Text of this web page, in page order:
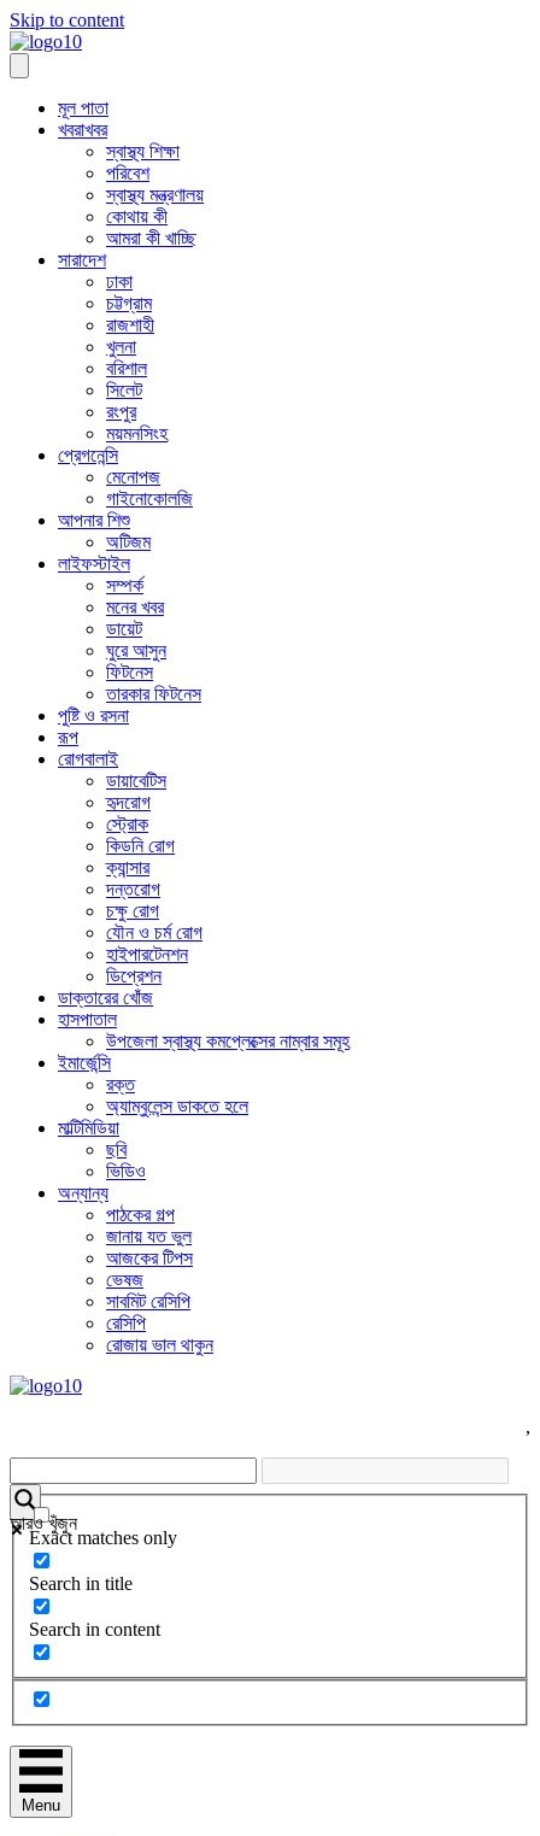
Skip to content
মূল পাতা
খবরাখবর
স্বাস্থ্য শিক্ষা
পরিবেশ
স্বাস্থ্য মন্ত্রণালয়
কোথায় কী
আমরা কী খাচ্ছি
সারাদেশ
ঢাকা
চট্টগ্রাম
রাজশাহী
খুলনা
বরিশাল
সিলেট
রংপুর
ময়মনসিংহ
প্রেগনেন্সি
মেনোপজ
গাইনোকোলজি
আপনার শিশু
অটিজম
লাইফস্টাইল
সম্পর্ক
মনের খবর
ডায়েট
ঘুরে আসুন
ফিটনেস
তারকার ফিটনেস
পুষ্টি ও রসনা
রূপ
রোগবালাই
ডায়াবেটিস
হৃদরোগ
স্ট্রোক
কিডনি রোগ
ক্যান্সার
দন্তরোগ
চক্ষু রোগ
যৌন ও চর্ম রোগ
হাইপারটেনশন
ডিপ্রেশন
ডাক্তারের খোঁজ
হাসপাতাল
উপজেলা স্বাস্থ্য কমপ্লেক্সের নাম্বার সমূহ
ইমার্জেন্সি
রক্ত
অ্যাম্বুলেন্স ডাকতে হলে
মাল্টিমিডিয়া
ছবি
ভিডিও
অন্যান্য
পাঠকের গল্প
জানায় যত ভুল
আজকের টিপস
ভেষজ
সাবমিট রেসিপি
রেসিপি
রোজায় ভাল থাকুন
,
আরও খুঁজুন
Exact matches only
Search in title
Search in content
Menu